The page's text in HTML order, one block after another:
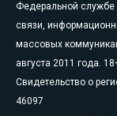
Федеральной службе
связи,
массовых
августа 2011 года.
Свидетельство о
46097